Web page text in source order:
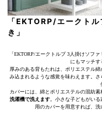
「EKTORP/エークト
き」
「EKTORP/エークトルプ 3人掛けソフ
にもマッチす
厚みのある背もたれは、ポリエステル
み込まれるような感覚を味わえます。さ
カバーには、綿とポリエステルの混紡素
洗濯機で洗えます 。小さな子どもがい
用のカバーを用意すれば、洗